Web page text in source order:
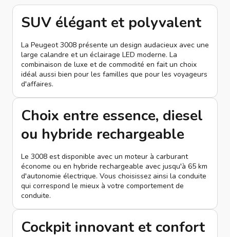
SUV élégant et polyvalent
La Peugeot 3008 présente un design audacieux avec une
large calandre et un éclairage LED moderne. La
combinaison de luxe et de commodité en fait un choix
idéal aussi bien pour les familles que pour les voyageurs
d'affaires.
Choix entre essence, diesel
ou hybride rechargeable
Le 3008 est disponible avec un moteur à carburant
économe ou en hybride rechargeable avec jusqu'à 65 km
d'autonomie électrique. Vous choisissez ainsi la conduite
qui correspond le mieux à votre comportement de
conduite.
Cockpit innovant et confort